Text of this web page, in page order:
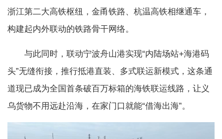
浙江第二大高铁枢纽，金甬铁路、杭温高铁相继通车，
构建起内外联动的铁路骨干网络。
与此同时，联动宁波舟山港实现“内陆场站+海港码
头”无缝衔接，推行抵港直装、多式联运新模式，这条通
道现已成为全国首条破百万标箱的海铁联运线路，让义
乌货物不用远赴沿海，在家门口就能“借海出海”。